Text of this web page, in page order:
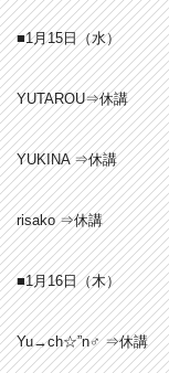
■1月15日（水）
YUTAROU⇒休講
YUKINA ⇒休講
risako ⇒休講
■1月16日（木）
Yu→ch☆”n♂ ⇒休講